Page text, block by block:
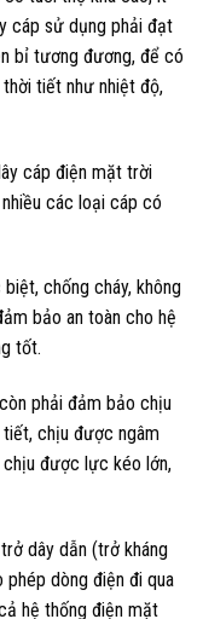
cáp sử dụng phải đạt
bỉ tương đương, để có
tiết như nhiệt độ,
cáp điện mặt trời
các loại cáp có
chống cháy, không
bảo an toàn cho hệ
tốt.
phải đảm bảo chịu
chịu được ngâm
được lực kéo lớn,
dây dẫn (trở kháng
phép dòng điện đi qua
hệ thống điện mặt